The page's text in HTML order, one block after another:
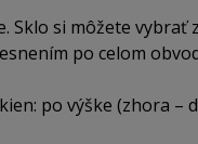
Sklo si môžete vybrať
po celom
po výške (zhora –